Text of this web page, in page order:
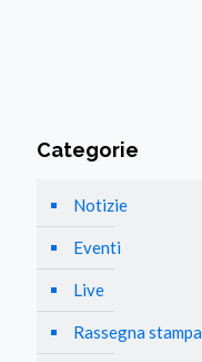
Categorie
Notizie
Eventi
Live
Rassegna stampa